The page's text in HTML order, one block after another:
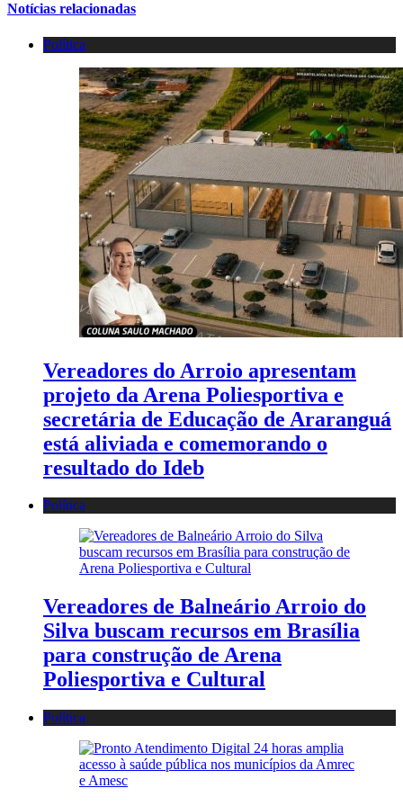
Notícias relacionadas
Política
Vereadores do Arroio apresentam
projeto da Arena Poliesportiva e
secretária de Educação de Araranguá
está aliviada e comemorando o
resultado do Ideb
Política
Vereadores de Balneário Arroio do
Silva buscam recursos em Brasília
para construção de Arena
Poliesportiva e Cultural
Política